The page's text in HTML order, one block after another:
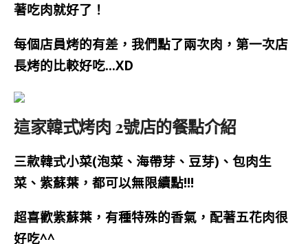
著吃肉就好了！
每個店員烤的有差，我們點了兩次肉，第一次店
長烤的比較好吃…XD
這家韓式烤肉 2號店的餐點介紹
三款韓式小菜(泡菜、海帶芽、豆芽)、包肉生
菜、紫蘇葉，都可以無限續點!!!
超喜歡紫蘇葉，有種特殊的香氣，配著五花肉很
好吃^^